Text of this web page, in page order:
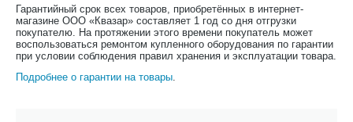
Гарантийный срок всех товаров, приобретённых в интернет-
магазине ООО «Квазар» составляет 1 год со дня отгрузки
покупателю. На протяжении этого времени покупатель может
воспользоваться ремонтом купленного оборудования по гарантии
при условии соблюдения правил хранения и эксплуатации товара.
Подробнее о гарантии на товары.